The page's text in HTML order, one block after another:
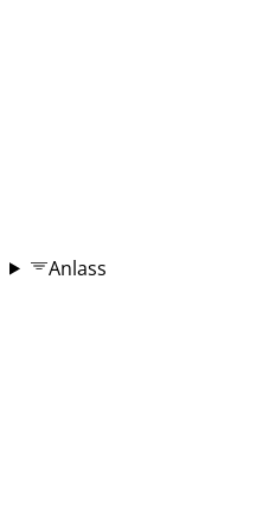
Anlass